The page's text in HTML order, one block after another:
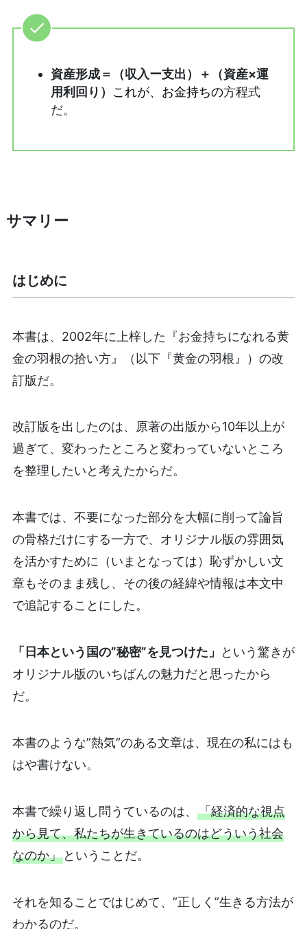
資産形成＝（収入ー支出）＋（資産×運
用利回り）
これが、 お金持ちの方程式
だ。
サマリー
はじめに
本書は、2002年に上梓した『お金持ちになれる黄
金の羽根の拾い方』（以下『黄金の羽根』）の改
訂版だ。
改訂版を出したのは、原著の出版から10年以上が
過ぎて、変わったところと変わっていないところ
を整理したいと考えたからだ。
本書では、不要になった部分を大幅に削って論旨
の骨格だけにする一方で、オリジナル版の雰囲気
を活かすために（いまとなっては）恥ずかしい文
章もそのまま残し、その後の経緯や情報は本文中
で追記することにした。
「日本という国の”秘密”を見つけた」
という驚きが
オリジナル版のいちばんの魅力だと思ったから
だ。
本書のような”熱気”のある文章は、現在の私にはも
はや書けない。
本書で繰り返し問うているのは、 「経済的な視点
から見て、私たちが生きているのはどういう社会
なのか」ということだ。
それを知ることではじめて、”正しく”生きる方法が
わかるのだ。